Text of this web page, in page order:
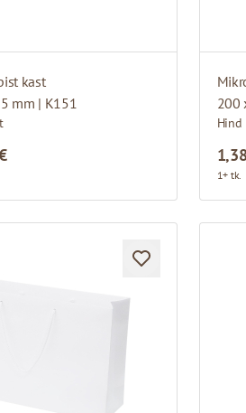
kast
mm | K151
200
Hind
1+ tk.